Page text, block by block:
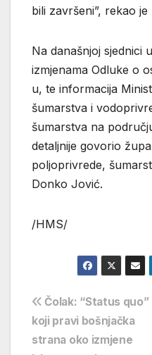
bili završeni”, rekao je
Na današnjoj sjednici
izmjenama Odluke o
u, te informacija
šumarstva i
šumarstva na
detaljnije govorio
poljoprivrede,
Donko Jović.
/HMS/
Navigacija
objava
Čolak: “Status quo”
koji pravi bošnjačka
strana oko izmjene